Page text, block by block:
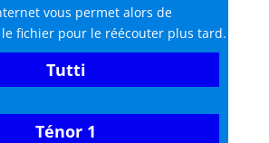
vous permet alors de
fichier pour le réécouter plus tard.
Tutti
Ténor 1